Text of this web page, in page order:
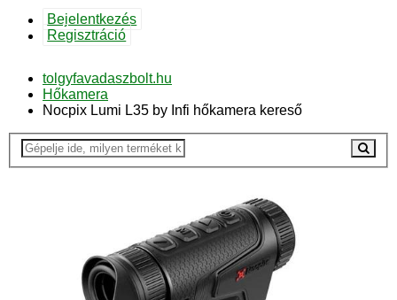
Bejelentkezés
Regisztráció
tolgyfavadaszbolt.hu
Hőkamera
Nocpix Lumi L35 by Infi hőkamera kereső